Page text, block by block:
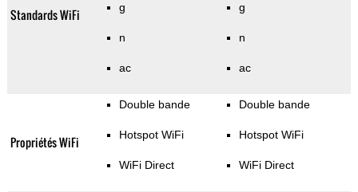
Standards WiFi g
n
ac
g
n
ac
Propriétés WiFi
Double bande
Hotspot WiFi
WiFi Direct
Double bande
Hotspot WiFi
WiFi Direct